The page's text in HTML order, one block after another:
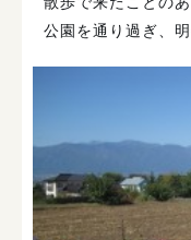
公園を通り過ぎ、